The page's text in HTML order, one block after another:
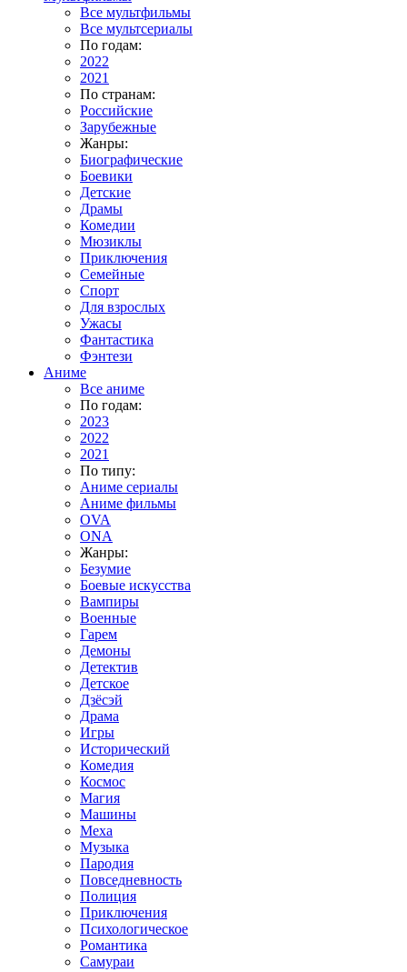
Все мультфильмы
Все мультсериалы
По годам:
2022
2021
По странам:
Российские
Зарубежные
Жанры:
Биографические
Боевики
Детские
Драмы
Комедии
Мюзиклы
Приключения
Семейные
Спорт
Для взрослых
Ужасы
Фантастика
Фэнтези
Аниме
Все аниме
По годам:
2023
2022
2021
По типу:
Аниме сериалы
Аниме фильмы
OVA
ONA
Жанры:
Безумие
Боевые искусства
Вампиры
Военные
Гарем
Демоны
Детектив
Детское
Дзёсэй
Драма
Игры
Исторический
Комедия
Космос
Магия
Машины
Меха
Музыка
Пародия
Повседневность
Полиция
Приключения
Психологическое
Романтика
Самураи